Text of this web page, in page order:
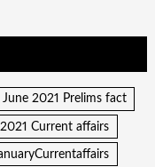
2021 Prelims fact
Current affairs